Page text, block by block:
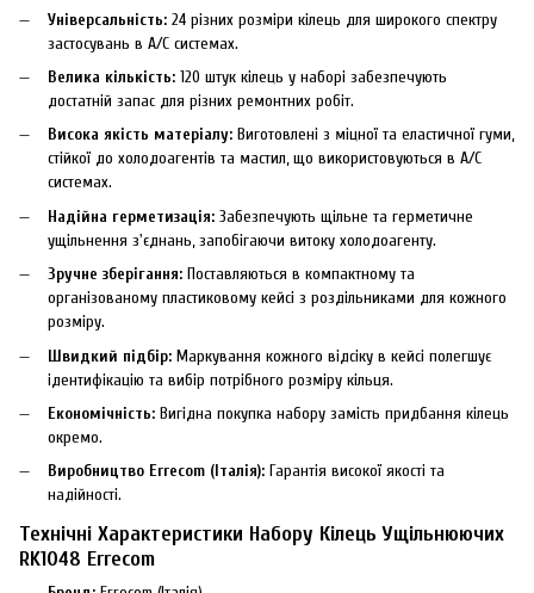
Універсальність: 24 різних розміри кілець для широкого спектру
застосувань в A/C системах.
Велика кількість: 120 штук кілець у наборі забезпечують
достатній запас для різних ремонтних робіт.
Висока якість матеріалу: Виготовлені з міцної та еластичної гуми,
стійкої до холодоагентів та мастил, що використовуються в A/C
системах.
Надійна герметизація: Забезпечують щільне та герметичне
ущільнення з'єднань, запобігаючи витоку холодоагенту.
Зручне зберігання: Поставляються в компактному та
організованому пластиковому кейсі з роздільниками для кожного
розміру.
Швидкий підбір: Маркування кожного відсіку в кейсі полегшує
ідентифікацію та вибір потрібного розміру кільця.
Економічність: Вигідна покупка набору замість придбання кілець
окремо.
Виробництво Errecom (Італія): Гарантія високої якості та
надійності.
Технічні Характеристики Набору Кілець Ущільнюючих
RK1048 Errecom